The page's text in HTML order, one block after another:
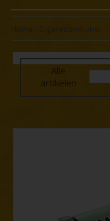
Alle
artikelen